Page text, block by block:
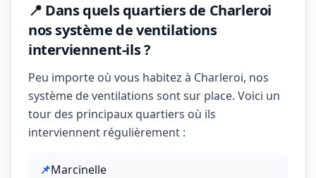
📍 Dans quels quartiers de Charleroi
nos système de ventilations
interviennent-ils ?
Peu importe où vous habitez à Charleroi, nos
système de ventilations sont sur place. Voici un
tour des principaux quartiers où ils
interviennent régulièrement :
📌Marcinelle